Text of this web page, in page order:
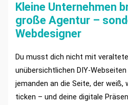
Kleine Unternehmen
große Agentur –
Webdesigner
Du musst dich nicht mit
unübersichtlichen DIY-
jemanden an die Seite, der weiß,
ticken – und deine digitale